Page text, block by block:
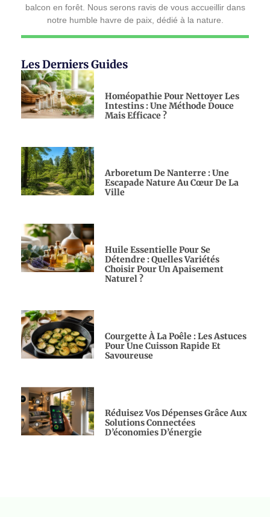
balcon en forêt. Nous serons ravis de vous accueillir dans
notre humble havre de paix, dédié à la nature.
Les Derniers Guides
Homéopathie Pour Nettoyer Les
Intestins : Une Méthode Douce
Mais Efficace ?
Arboretum De Nanterre : Une
Escapade Nature Au Cœur De La
Ville
Huile Essentielle Pour Se
Détendre : Quelles Variétés
Choisir Pour Un Apaisement
Naturel ?
Courgette À La Poêle : Les Astuces
Pour Une Cuisson Rapide Et
Savoureuse
Réduisez Vos Dépenses Grâce Aux
Solutions Connectées
D’économies D’énergie